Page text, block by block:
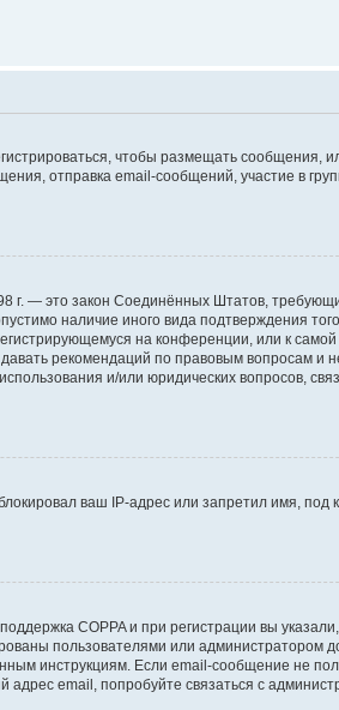
чтобы размещать сообщения,
отправка email-сообщений, участие в
г. — это закон Соединённых Штатов,
наличие иного вида подтверждения
на конференции, или к
рекомендаций по правовым вопросам и
и/или юридических вопросов,
ваш IP-адрес или запретил имя, под
COPPA и при регистрации вы
пользователями или администратором
инструкциям. Если email-сообщение не
email, попробуйте связаться с